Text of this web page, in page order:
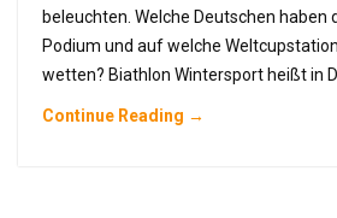
beleuchten. Welche Deutschen haben
Podium und auf welche
wetten? Biathlon Wintersport heißt in
Continue Reading →